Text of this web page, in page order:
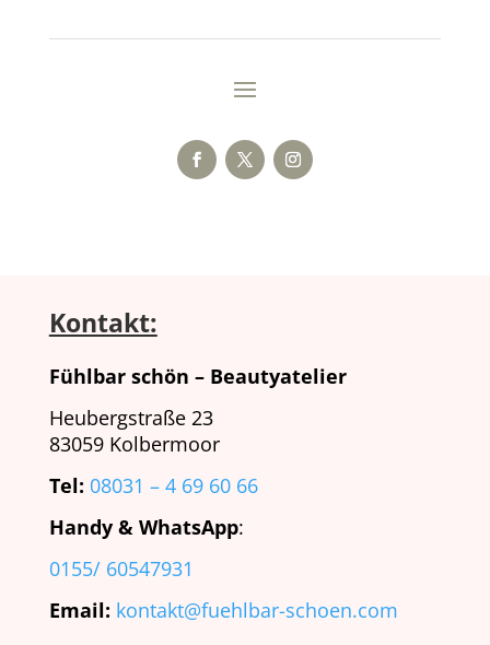
Kontakt:
Fühlbar schön – Beautyatelier
Heubergstraße 23
83059 Kolbermoor
Tel: 08031 – 4 69 60 66
Handy & WhatsApp:
0155/ 60547931
Email: kontakt@fuehlbar-schoen.com